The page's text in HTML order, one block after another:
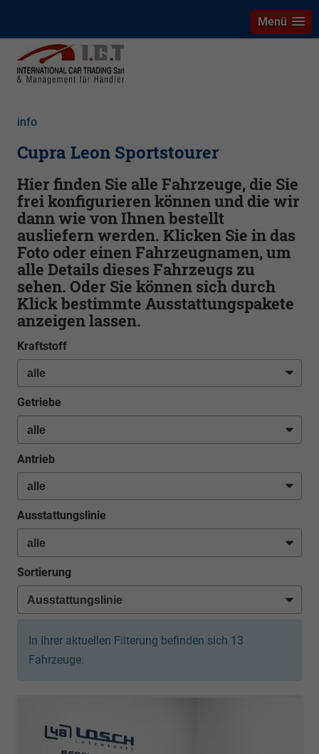
Menü
info
Cupra Leon Sportstourer
Hier finden Sie alle Fahrzeuge, die Sie
frei konfigurieren können und die wir
dann wie von Ihnen bestellt
ausliefern werden. Klicken Sie in das
Foto oder einen Fahrzeugnamen, um
alle Details dieses Fahrzeugs zu
sehen. Oder Sie können sich durch
Klick bestimmte Ausstattungspakete
anzeigen lassen.
Kraftstoff
Getriebe
Antrieb
Ausstattungslinie
Sortierung
In Ihrer aktuellen Filterung befinden sich 13
Fahrzeuge: